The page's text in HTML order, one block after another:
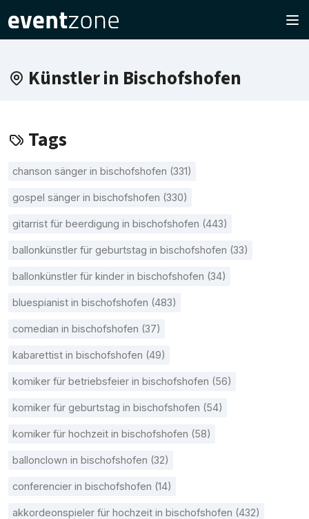
Künstler in Bischofshofen
Tags
chanson sänger in bischofshofen (331)
gospel sänger in bischofshofen (330)
gitarrist für beerdigung in bischofshofen (443)
ballonkünstler für geburtstag in bischofshofen (33)
ballonkünstler für kinder in bischofshofen (34)
bluespianist in bischofshofen (483)
comedian in bischofshofen (37)
kabarettist in bischofshofen (49)
komiker für betriebsfeier in bischofshofen (56)
komiker für geburtstag in bischofshofen (54)
komiker für hochzeit in bischofshofen (58)
ballonclown in bischofshofen (32)
conferencier in bischofshofen (14)
akkordeonspieler für hochzeit in bischofshofen (432)